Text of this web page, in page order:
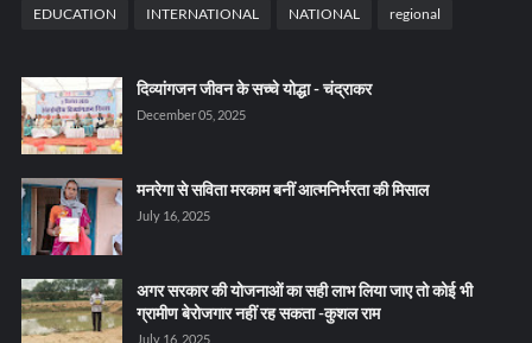
EDUCATION INTERNATIONAL NATIONAL regional
दिव्यांगजन जीवन के सच्चे योद्धा - चंद्राकर
December 05, 2025
मनरेगा से सविता मरकाम बनीं आत्मनिर्भरता की मिसाल
July 16, 2025
अगर सरकार की योजनाओं का सही लाभ लिया जाए तो कोई भी
ग्रामीण बेरोजगार नहीं रह सकता -कुशल राम
July 16, 2025